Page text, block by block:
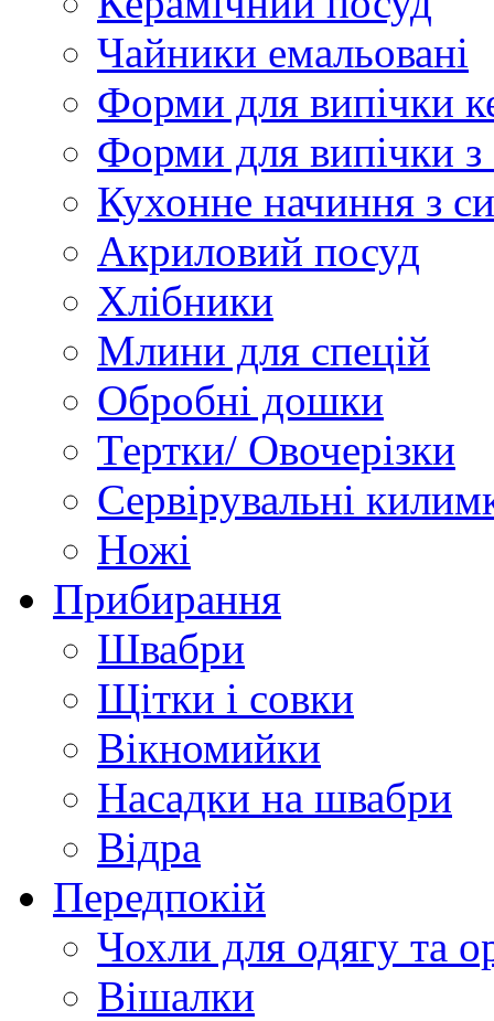
Чайники емальовані
Форми для випічки
Форми для випічки
Кухонне начиння з
Акриловий посуд
Хлібники
Млини для спецій
Обробні дошки
Тертки/ Овочерізки
Сервірувальні
Ножі
Прибирання
Швабри
Щітки і совки
Вікномийки
Насадки на швабри
Відра
Передпокій
Чохли для одягу та
Вішалки